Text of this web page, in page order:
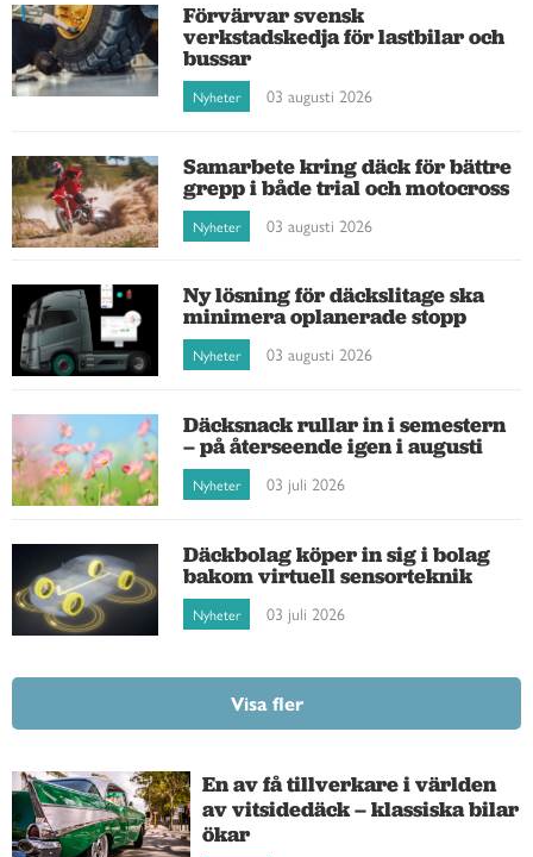
Förvärvar svensk
verkstadskedja för lastbilar och
bussar
Nyheter 03 augusti 2026
Samarbete kring däck för bättre
grepp i både trial och motocross
Nyheter 03 augusti 2026
Ny lösning för däckslitage ska
minimera oplanerade stopp
Nyheter 03 augusti 2026
Däcksnack rullar in i semestern
– på återseende igen i augusti
Nyheter 03 juli 2026
Däckbolag köper in sig i bolag
bakom virtuell sensorteknik
Nyheter 03 juli 2026
Visa fler
En av få tillverkare i världen
av vitsidedäck – klassiska bilar
ökar